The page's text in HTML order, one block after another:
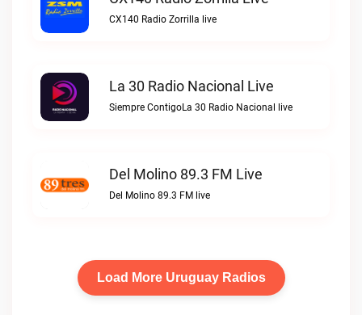
CX140 Radio Zorrilla live
La 30 Radio Nacional Live
Siempre ContigoLa 30 Radio Nacional live
Del Molino 89.3 FM Live
Del Molino 89.3 FM live
Load More Uruguay Radios